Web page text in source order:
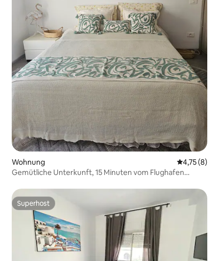
Wohnung
4,75 (8)
Gemütliche Unterkunft, 15 Minuten vom Flughafen
Superhost
Superhost